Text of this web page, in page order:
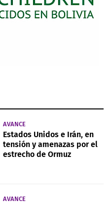
AVANCE
Estados Unidos e Irán, en
tensión y amenazas por el
estrecho de Ormuz
AVANCE